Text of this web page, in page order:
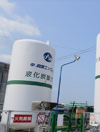
2020年08月
ニュースリリース
新生地域事業
適正な商慣行お
について
2024年04月
お知らせ